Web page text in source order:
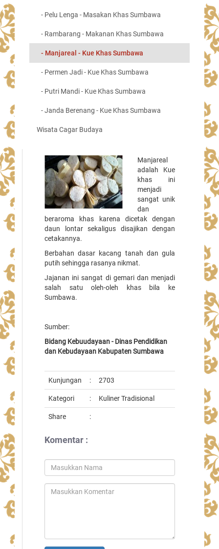
- Pelu Lenga - Masakan Khas Sumbawa
- Rambarang - Makanan Khas Sumbawa
- Manjareal - Kue Khas Sumbawa
- Permen Jadi - Kue Khas Sumbawa
- Putri Mandi - Kue Khas Sumbawa
- Janda Berenang - Kue Khas Sumbawa
Wisata Cagar Budaya
Manjareal
adalah Kue
khas ini
menjadi
sangat unik
dan
beraroma khas karena dicetak dengan
daun lontar sekaligus disajikan dengan
cetakannya.
Berbahan dasar kacang tanah dan gula
putih sehingga rasanya nikmat.
Jajanan ini sangat di gemari dan menjadi
salah satu oleh-oleh khas bila ke
Sumbawa.
Sumber:
Bidang Kebuudayaan - Dinas Pendidikan
dan Kebudayaan Kabupaten Sumbawa
Kunjungan : 2703
Kategori : Kuliner Tradisional
Share :
Komentar :